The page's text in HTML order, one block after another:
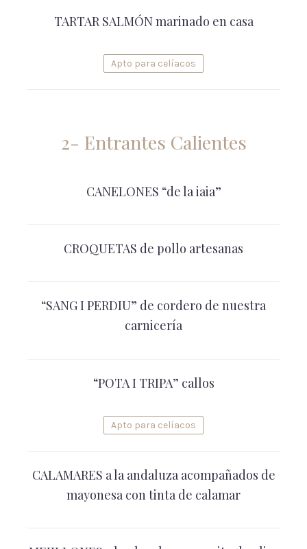
TARTAR SALMÓN marinado en casa
Apto para celíacos
2- Entrantes Calientes
CANELONES “de la iaia”
CROQUETAS de pollo artesanas
“SANG I PERDIU” de cordero de nuestra
carnicería
“POTA I TRIPA” callos
Apto para celíacos
CALAMARES a la andaluza acompañados de
mayonesa con tinta de calamar